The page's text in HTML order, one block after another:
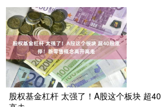
股权基金杠杆 太强了！A股这个板块 超